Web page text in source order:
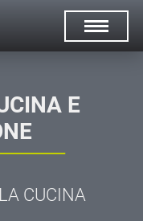
DE
E
CUCINA